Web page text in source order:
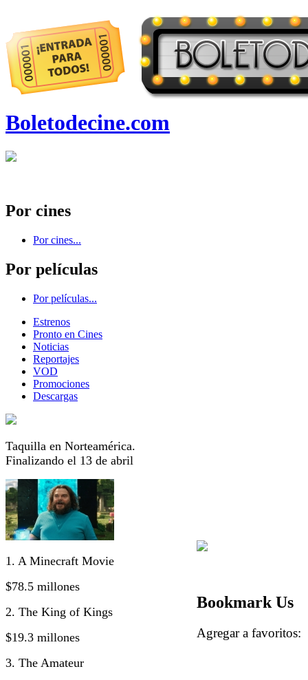
Boletodecine.com
Por cines
Por cines...
Por películas
Por películas...
Estrenos
Pronto en Cines
Noticias
Reportajes
VOD
Promociones
Descargas
Taquilla en Norteamérica.
Finalizando el 13 de abril
1. A Minecraft Movie
$78.5 millones
2. The King of Kings
$19.3 millones
3. The Amateur
Bookmark Us
Agregar a